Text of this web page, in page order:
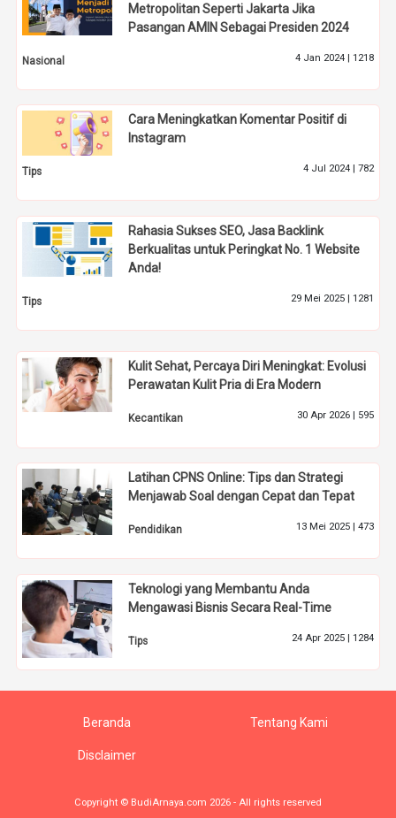
Metropolitan Seperti Jakarta Jika
Pasangan AMIN Sebagai Presiden 2024
Nasional 4 Jan 2024 | 1218
Cara Meningkatkan Komentar Positif di
Instagram
Tips 4 Jul 2024 | 782
Rahasia Sukses SEO, Jasa Backlink
Berkualitas untuk Peringkat No. 1 Website
Anda!
Tips 29 Mei 2025 | 1281
Kulit Sehat, Percaya Diri Meningkat: Evolusi
Perawatan Kulit Pria di Era Modern
Kecantikan 30 Apr 2026 | 595
Latihan CPNS Online: Tips dan Strategi
Menjawab Soal dengan Cepat dan Tepat
Pendidikan 13 Mei 2025 | 473
Teknologi yang Membantu Anda
Mengawasi Bisnis Secara Real-Time
Tips 24 Apr 2025 | 1284
Beranda Tentang Kami
Disclaimer
Copyright © BudiArnaya.com 2026 - All rights reserved